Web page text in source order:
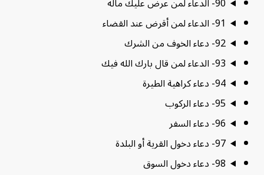
91- الدعاء لمن أقرض عند القضاء
92- دعاء الخوف من الشرك
93- الدعاء لمن قال بارك الله فيك
94- دعاء كراهية الطيرة
95- دعاء الركوب
96- دعاء السفر
97- دعاء دخول القرية أو البلدة
98- دعاء دخول السوق